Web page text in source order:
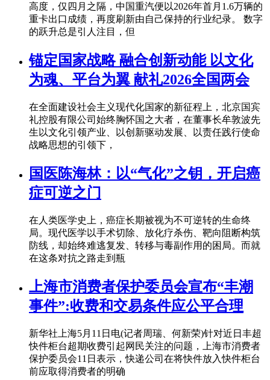
高度，仅四月之隔，中国重汽便以2026年首月1.6万辆的
重卡出口成绩，再度刷新由自己保持的行业纪录。 数字
的跃升总是引人注目，但
锚定国家战略 融合创新动能 以文化
为魂、平台为翼 献礼2026全国两会
在全面建设社会主义现代化国家的新征程上，北京国宾
礼控股有限公司始终胸怀国之大者，在董事长牟敦波先
生以文化引领产业、以创新驱动发展、以责任践行使命
战略思想的引领下，
国医陈海林：以“气化”之钥，开启癌
症可逆之门
在人类医学史上，癌症长期被视为不可逆转的生命终
局。现代医学以手术切除、放化疗杀伤、靶向阻断构筑
防线，却始终难逃复发、转移与毒副作用的困局。而就
在这条对抗之路走到瓶
上海市消费者保护委员会宣布“丰潮
事件”:收费和交易条件应公平合理
新华社上海5月11日电(记者周瑞、何新荣)针对近日丰超
快件柜台超期收费引起网民关注的问题，上海市消费者
保护委员会11日表示，快递公司在将快件放入快件柜台
前应取得消费者的明确